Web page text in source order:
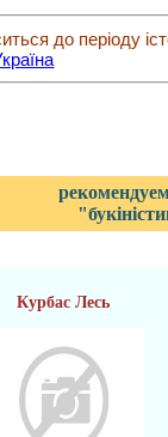
до періоду
Курбас Лесь